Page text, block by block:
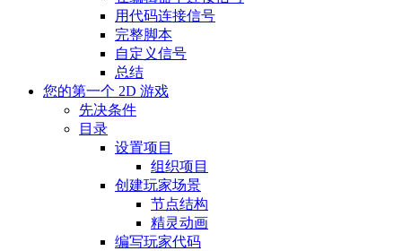
用代码连接信号
完整脚本
自定义信号
总结
您的第一个 2D 游戏
先决条件
目录
设置项目
组织项目
创建玩家场景
节点结构
精灵动画
编写玩家代码